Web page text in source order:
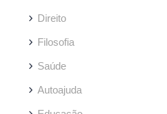
Direito
Filosofia
Saúde
Autoajuda